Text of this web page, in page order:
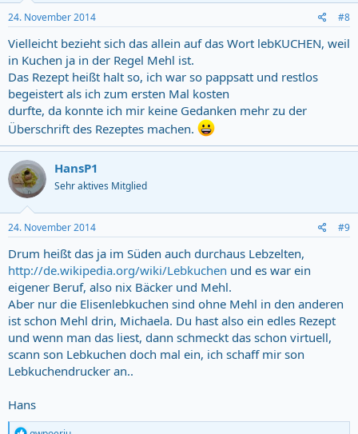
24. November 2014 #8
Vielleicht bezieht sich das allein auf das Wort lebKUCHEN, weil
in Kuchen ja in der Regel Mehl ist.
Das Rezept heißt halt so, ich war so pappsatt und restlos
begeistert als ich zum ersten Mal kosten
durfte, da konnte ich mir keine Gedanken mehr zu der
Überschrift des Rezeptes machen.
HansP1
Sehr aktives Mitglied
24. November 2014 #9
Drum heißt das ja im Süden auch durchaus Lebzelten,
http://de.wikipedia.org/wiki/Lebkuchen und es war ein
eigener Beruf, also nix Bäcker und Mehl.
Aber nur die Elisenlebkuchen sind ohne Mehl in den anderen
ist schon Mehl drin, Michaela. Du hast also ein edles Rezept
und wenn man das liest, dann schmeckt das schon virtuell,
scann son Lebkuchen doch mal ein, ich schaff mir son
Lebkuchendrucker an..
Hans